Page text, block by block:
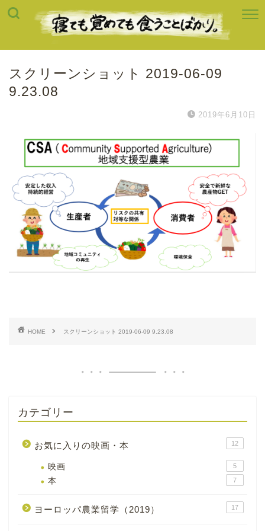
スクリーンショット 2019-06-09
9.23.08
2019年6月10日
HOME スクリーンショット 2019-06-09 9.23.08
カテゴリー
お気に入りの映画・本 12
映画 5
本 7
ヨーロッパ農業留学（2019） 17